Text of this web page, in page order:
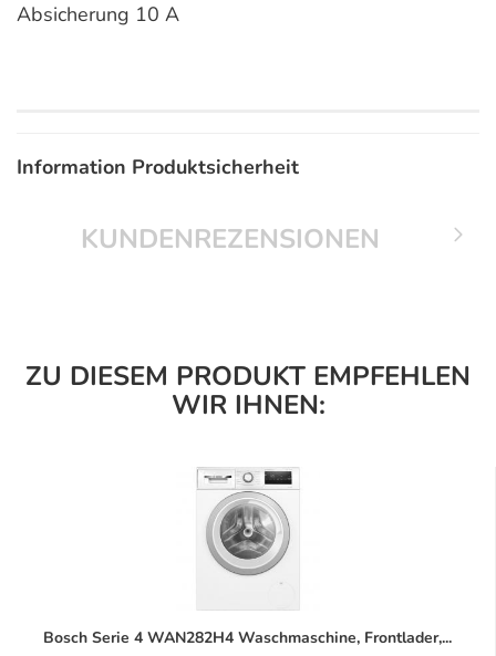
Absicherung 10 A
Information Produktsicherheit
KUNDENREZENSIONEN
ZU DIESEM PRODUKT EMPFEHLEN
WIR IHNEN:
Bosch Serie 4 WAN282H4 Waschmaschine, Frontlader,...